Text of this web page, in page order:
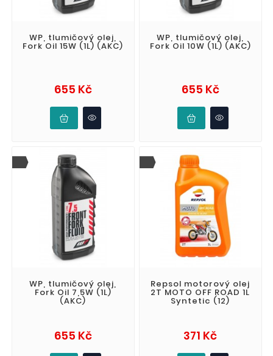
WP, tlumičový olej,
Fork Oil 15W (1L) (AKC)
655 KčCena
WP, tlumičový olej,
Fork Oil 10W (1L) (AKC)
655 KčCena
WP, tlumičový olej,
Fork Oil 7,5W (1L)
(AKC)
655 KčCena
Repsol motorový olej
2T MOTO OFF ROAD 1L
Syntetic (12)
371 KčCena